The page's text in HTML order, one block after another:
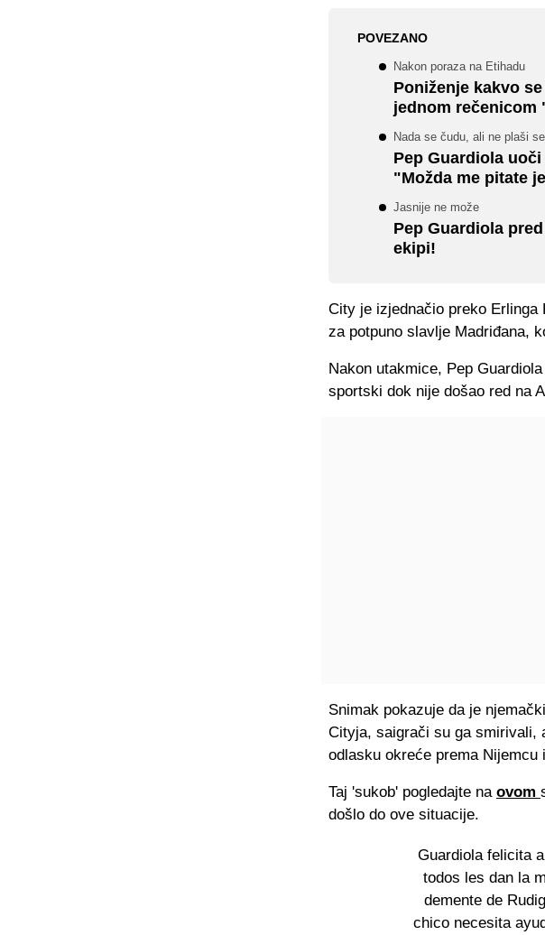
POVEZANO
Nakon poraza na Etihadu
Poniženje kakvo
jednom rečenicom
Nada se čudu, ali ne plaši se
Pep Guardiola
"Možda me pitate
Jasnije ne može
Pep Guardiola
ekipi!
City je izjednačio preko Erlinga
za potpuno slavlje Madriđana,
Nakon utakmice, Pep
sportski dok nije došao red na
Snimak pokazuje da je
Cityja, saigrači su ga smirivali,
odlasku okreće prema Nijemcu
Taj 'sukob' pogledajte na ovom
došlo do ove situacije.
Guardiola felicita
todos les dan la
demente de
chico necesita